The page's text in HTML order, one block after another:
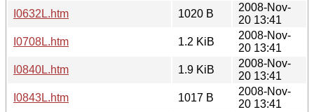
I0632L.htm
1020 B
2008-Nov-
20 13:41
I0708L.htm
1.2 KiB
2008-Nov-
20 13:41
I0840L.htm
1.9 KiB
2008-Nov-
20 13:41
I0843L.htm
1017 B
2008-Nov-
20 13:41